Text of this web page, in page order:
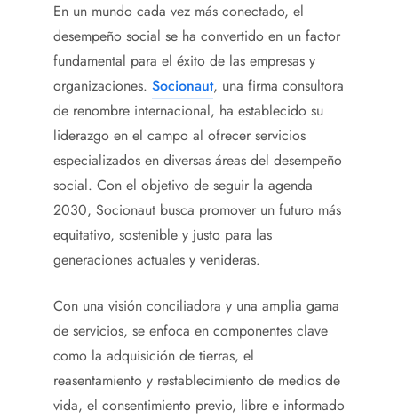
En un mundo cada vez más conectado, el
desempeño social se ha convertido en un factor
fundamental para el éxito de las empresas y
organizaciones. Socionaut, una firma consultora
de renombre internacional, ha establecido su
liderazgo en el campo al ofrecer servicios
especializados en diversas áreas del desempeño
social. Con el objetivo de seguir la agenda
2030, Socionaut busca promover un futuro más
equitativo, sostenible y justo para las
generaciones actuales y venideras.
Con una visión conciliadora y una amplia gama
de servicios, se enfoca en componentes clave
como la adquisición de tierras, el
reasentamiento y restablecimiento de medios de
vida, el consentimiento previo, libre e informado